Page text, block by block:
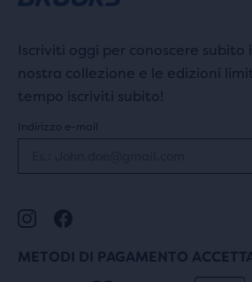
Iscriviti oggi per conoscere subito
nostra collezione e le edizioni
tempo iscriviti subito!
Indirizzo e-mail
METODI DI PAGAMENTO